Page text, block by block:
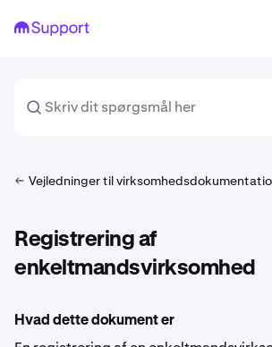
Vejledninger til
Registrering af
enkeltmandsvirksomhed
Hvad dette dokument er